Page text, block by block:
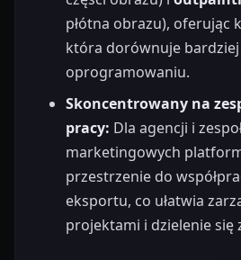
płótna obrazu), oferując
która dorównuje bardziej
oprogramowaniu.
Skoncentrowany na
pracy: Dla agencji i
marketingowych
przestrzenie do
eksportu, co ułatwia
projektami i dzielenie się